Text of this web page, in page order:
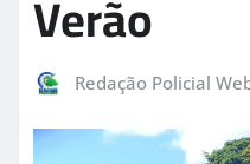
Verão
Redação Policial